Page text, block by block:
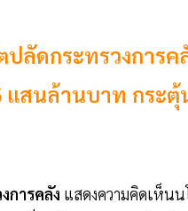
ลัดกระทรวงการค
สนล้านบาท กระตุ้
การคลัง แสดงความคิดเห็นน